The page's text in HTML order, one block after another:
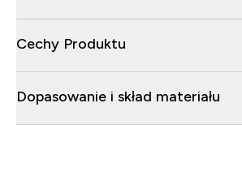
Cechy Produktu
Dopasowanie i skład materiału